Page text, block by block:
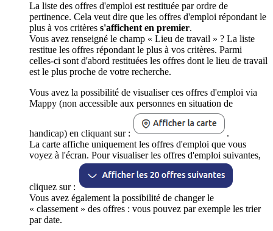
La liste des offres d'emploi est restituée par ordre de
pertinence. Cela veut dire que les offres d'emploi répondant le
plus à vos critères s'affichent en premier.
Vous avez renseigné le champ « Lieu de travail » ? La liste
restitue les offres répondant le plus à vos critères. Parmi
celles-ci sont d'abord restituées les offres dont le lieu de travail
est le plus proche de votre recherche.
Vous avez la possibilité de visualiser ces offres d'emploi via
Mappy (non accessible aux personnes en situation de
handicap) en cliquant sur :
.
La carte affiche uniquement les offres d'emploi que vous
voyez à l'écran. Pour visualiser les offres d'emploi suivantes,
cliquez sur :
Vous avez également la possibilité de changer le
« classement » des offres : vous pouvez par exemple les trier
par date.